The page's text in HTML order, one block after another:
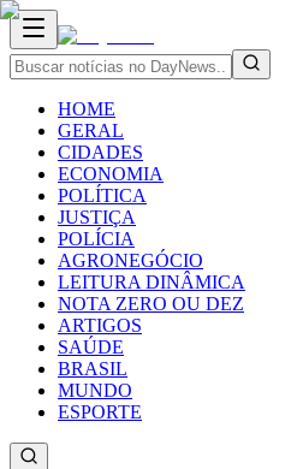
HOME
GERAL
CIDADES
ECONOMIA
POLÍTICA
JUSTIÇA
POLÍCIA
AGRONEGÓCIO
LEITURA DINÂMICA
NOTA ZERO OU DEZ
ARTIGOS
SAÚDE
BRASIL
MUNDO
ESPORTE